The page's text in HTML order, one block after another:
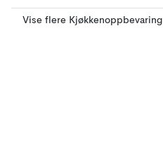
Vise flere Kjøkkenoppbevaring